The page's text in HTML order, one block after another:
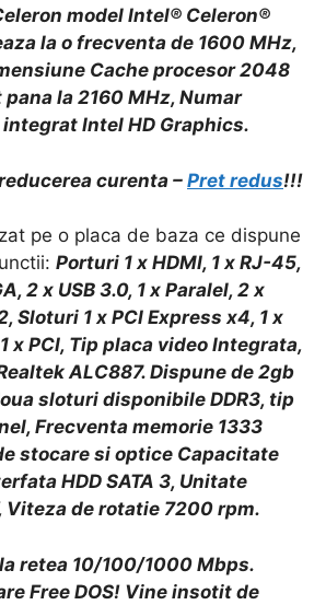
model Intel® Celeron®
la o frecventa de 1600 MHz,
Cache procesor 2048
pana la 2160 MHz, Numar
Intel HD Graphics.
curenta – Pret redus!!!
pe o placa de baza ce dispune
Porturi 1 x HDMI, 1 x RJ-45,
2 x USB 3.0, 1 x Paralel, 2 x
Sloturi 1 x PCI Express x4, 1 x
x PCI, Tip placa video Integrata,
ALC887. Dispune de 2gb
sloturi disponibile DDR3, tip
Frecventa memorie 1333
stocare si optice Capacitate
HDD SATA 3, Unitate
Viteza de rotatie 7200 rpm.
retea 10/100/1000 Mbps.
Free DOS! Vine insotit de